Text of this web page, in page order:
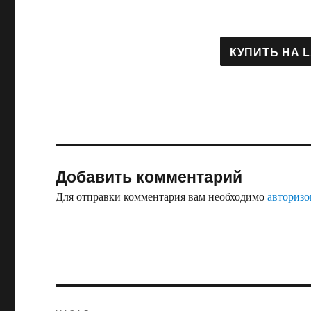
Добавить комментарий
Для отправки комментария вам необходимо